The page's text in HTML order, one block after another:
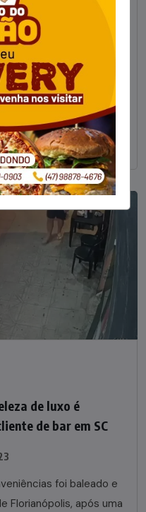
aposentado
com a polícia em SC
pelo latrocínio de
bar de Criciúma, no
de luxo é
de bar em SC
foi baleado e
Florianópolis, após uma